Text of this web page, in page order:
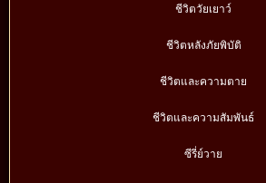
ชีวิตวัยเยาว์
ชีวิตหลังภัยพิบัติ
ชีวิตและความตาย
ชีวิตและความสัมพันธ์
ซีรี่ย์วาย